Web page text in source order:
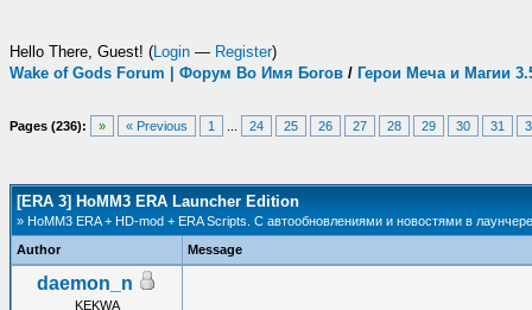
Hello There, Guest! (Login — Register)
Wake of Gods Forum | Форум Во Имя Богов / Герои Меча и Магии
Pages (236): » « Previous 1 24 25 26 27 28 29 30 31
[ERA 3] HoMM3 ERA Launcher Edition
» HoMM3 ERA + HD-mod + ERA Scripts. С автообновлениями и новостями в
Author
Message
daemon_n
KEKWA